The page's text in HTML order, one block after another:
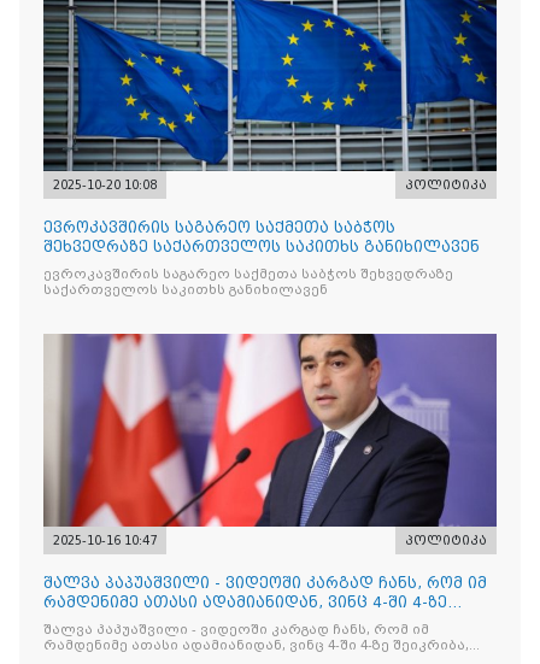
2025-10-20 10:08 პოლიტიკა
ევროკავშირის საგარეო საქმეთა საბჭოს
შეხვედრაზე საქართველოს საკითხს განიხილავენ
ევროკავშირის საგარეო საქმეთა საბჭოს შეხვედრაზე
საქართველოს საკითხს განიხილავენ
2025-10-16 10:47 პოლიტიკა
შალვა პაპუაშვილი - ვიდეოში კარგად ჩანს, რომ იმ
რამდენიმე ათასი ადამიანიდან, ვინც 4-ში 4-ზე
შეიკრიბა,
შალვა პაპუაშვილი - ვიდეოში კარგად ჩანს, რომ იმ
რამდენიმე ათასი ადამიანიდან, ვინც 4-ში 4-ზე შეიკრიბა,